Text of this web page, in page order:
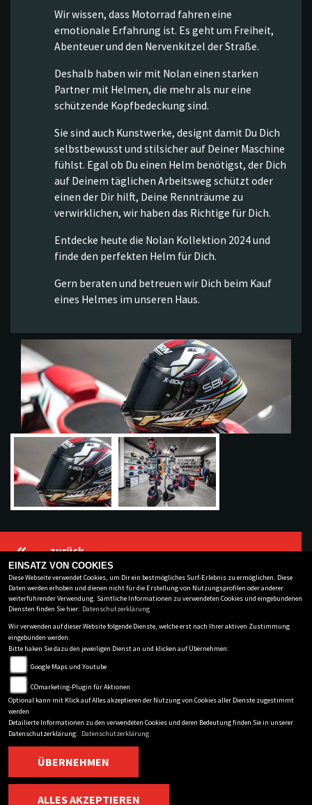
Wir wissen, dass Motorrad fahren eine
emotionale Erfahrung ist. Es geht um Freiheit,
Abenteuer und den Nervenkitzel der Straße.
Deshalb haben wir mit Nolan einen starken
Partner mit Helmen, die mehr als nur eine
schützende Kopfbedeckung sind.
Sie sind auch Kunstwerke, designt damit Du Dich
selbstbewusst und stilsicher auf Deiner Maschine
fühlst. Egal ob Du einen Helm benötigst, der Dich
auf Deinem täglichen Arbeitsweg schützt oder
einen der Dir hilft, Deine Rennträume zu
verwirklichen, wir haben das Richtige für Dich.
Entdecke heute die Nolan Kollektion 2024 und
finde den perfekten Helm für Dich.
Gern beraten und betreuen wir Dich beim Kauf
eines Helmes im unseren Haus.
Previous
zurück
BKM BIKES HANDELS GMBH
Winklhoferstr.4-09116 Chemnitz-0371/646177-0
Datenschutzbestimmungen
Disclaimer
powered by 1000PS
EINSATZ VON COOKIES
Diese Webseite verwendet Cookies, um Dir ein bestmögliches Surf-Erlebnis zu ermöglichen. Diese
Daten werden erhoben und dienen nicht für die Erstellung von Nutzungsprofilen oder anderer
weiterführender Verwendung. Sämtliche Informationen zu verwendeten Cookies und eingebundenen
Diensten finden Sie hier: Datenschutzerklärung
Wir verwenden auf dieser Website folgende Dienste, welche erst nach Ihrer aktiven Zustimmung
eingebunden werden.
Bitte haken Sie dazu den jeweiligen Dienst an und klicken auf Übernehmen:
Google Maps und Youtube
COmarketing-Plugin für Aktionen
Optional kann mit Klick auf Alles akzeptieren der Nutzung von Cookies aller Dienste zugestimmt
werden
Detailierte Informationen zu den verwendeten Cookies und deren Bedeutung finden Sie in unserer
Datenschutzerklärung: Datenschutzerklärung
ÜBERNEHMEN
ALLES AKZEPTIEREN